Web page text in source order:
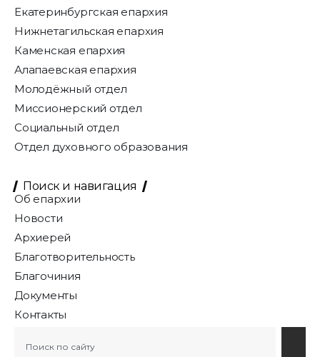
Екатеринбургская епархия
Нижнетагильская епархия
Каменская епархия
Алапаевская епархия
Молодёжный отдел
Миссионерский отдел
Социальный отдел
Отдел духовного образования
Поиск и навигация
Об епархии
Новости
Архиерей
Благотворительность
Благочиния
Документы
Контакты